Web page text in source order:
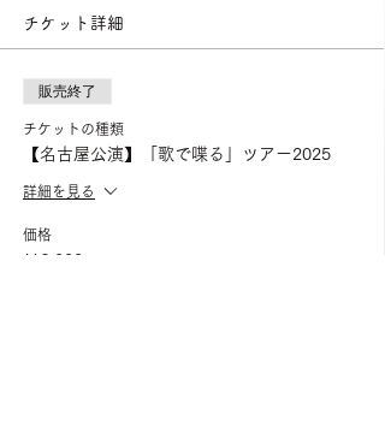
チケット詳細
販売終了
チケットの種類
【名古屋公演】「歌で喋る」ツアー2025
詳細を見る
価格
￥6,000